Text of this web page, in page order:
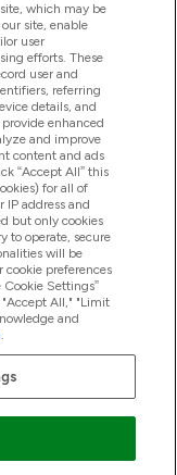
which may be
site, enable
user
efforts. These
user and
referring
details, and
enhanced
and improve
content and ads
“Accept All” this
for all of
IP address and
but only cookies
to operate, secure
will be
cookie preferences
Settings”
All," "Limit
and
.